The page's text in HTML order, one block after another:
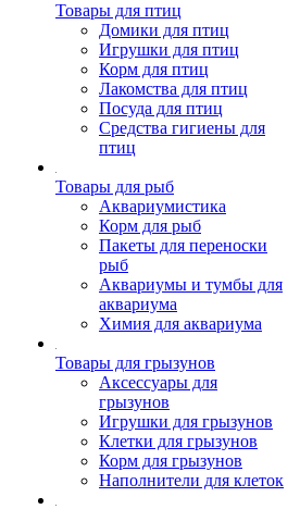
Товары для птиц
Домики для птиц
Игрушки для птиц
Корм для птиц
Лакомства для птиц
Посуда для птиц
Средства гигиены для
птиц
Товары для рыб
Аквариумистика
Корм для рыб
Пакеты для переноски
рыб
Аквариумы и тумбы для
аквариума
Химия для аквариума
Товары для грызунов
Аксессуары для
грызунов
Игрушки для грызунов
Клетки для грызунов
Корм для грызунов
Наполнители для клеток